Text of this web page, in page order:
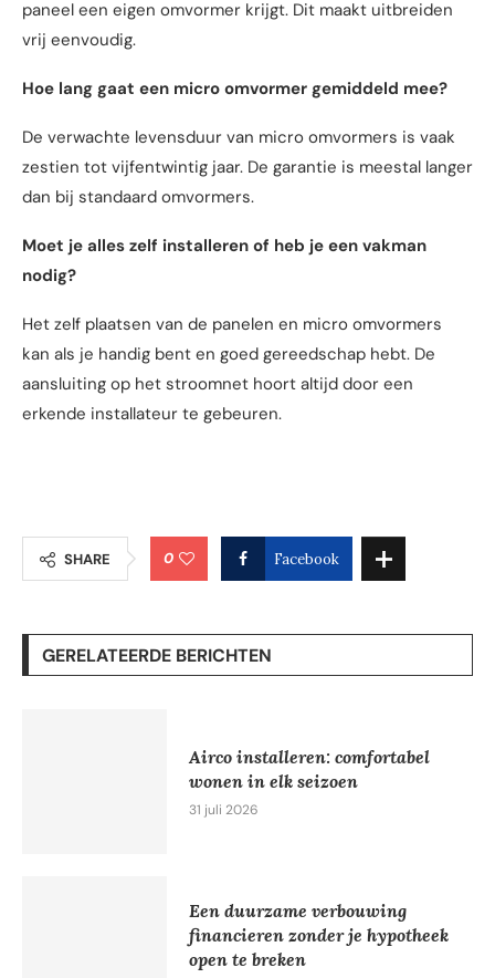
paneel een eigen omvormer krijgt. Dit maakt uitbreiden
vrij eenvoudig.
Hoe lang gaat een micro omvormer gemiddeld mee?
De verwachte levensduur van micro omvormers is vaak
zestien tot vijfentwintig jaar. De garantie is meestal langer
dan bij standaard omvormers.
Moet je alles zelf installeren of heb je een vakman
nodig?
Het zelf plaatsen van de panelen en micro omvormers
kan als je handig bent en goed gereedschap hebt. De
aansluiting op het stroomnet hoort altijd door een
erkende installateur te gebeuren.
SHARE 0 Facebook
GERELATEERDE BERICHTEN
Airco installeren: comfortabel
wonen in elk seizoen
31 juli 2026
Een duurzame verbouwing
financieren zonder je hypotheek
open te breken